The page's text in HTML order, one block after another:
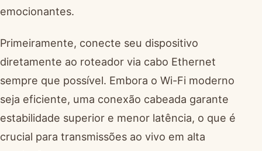
emocionantes.
Primeiramente, conecte seu dispositivo
diretamente ao roteador via cabo Ethernet
sempre que possível. Embora o Wi-Fi moderno
seja eficiente, uma conexão cabeada garante
estabilidade superior e menor latência, o que é
crucial para transmissões ao vivo em alta